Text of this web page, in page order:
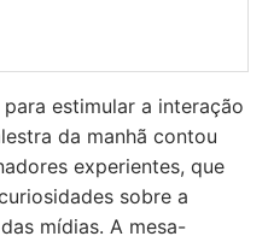
estimular a interação
da manhã contou
experientes, que
sobre a
mídias. A mesa-